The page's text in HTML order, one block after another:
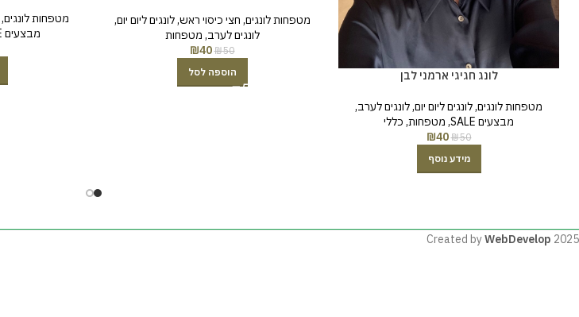
לונג חגיגי ארמני לבן
מטפחות לונגים,לונגים ליום יום,לונגים לערב,
מבצעים SALE
, מטפחות, כללי
₪50
₪40
מידע נוסף
מטפחות לונגים, חצי כיסוי ראש,לונגים ליום יום,
לונגים לערב, מטפחות
₪50
₪40
הוספה לסל
מטפחות לונגים,
מבצעים SALE
Created byWebDevelop 2025